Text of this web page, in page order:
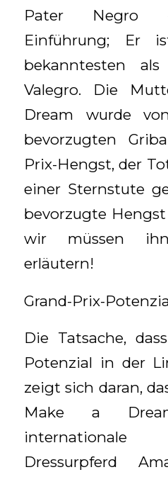
Pater Negro
Einführung; Er
bekanntesten
Valegro. Die
Dream wurde
bevorzugten
Prix-Hengst, der
einer Sternstute
bevorzugte
wir müssen
erläutern!
Grand-Prix-
Die Tatsache,
Potenzial in der
zeigt sich daran,
Make a
Dressurpferd